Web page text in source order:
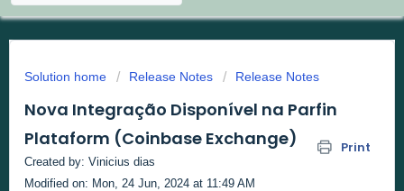
Solution home Release Notes Release Notes
Nova Integração Disponível na Parfin
Plataform (Coinbase Exchange)
Print
Created by: Vinicius dias
Modified on: Mon, 24 Jun, 2024 at 11:49 AM